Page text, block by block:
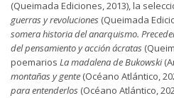
(Queimada Ediciones, 2013), la
guerras y revoluciones (Queimada
somera historia del anarquismo.
del pensamiento y acción ácratas
poemarios La madalena de Bukowski
montañas y gente (Océano Atlántico,
para entenderlos (Océano Atlántico,